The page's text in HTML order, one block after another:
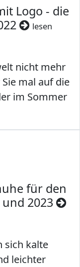
Logo - die
lesen
nicht mehr
mal auf die
im Sommer
für den
2023
sich kalte
leichter